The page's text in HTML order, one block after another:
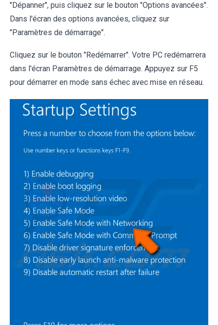
"Dépanner", puis cliquez sur le bouton "Options avancées".
Dans l'écran des options avancées, cliquez sur
"Paramètres de démarrage".
Cliquez sur le bouton "Redémarrer". Votre PC redémarrera
dans l'écran Paramètres de démarrage. Appuyez sur F5
pour démarrer en mode sans échec avec mise en réseau.